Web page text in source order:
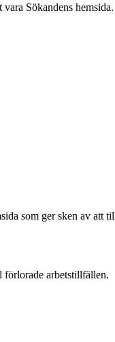
Sökandens hemsida.
som ger sken av att
förlorade arbetstillfällen.